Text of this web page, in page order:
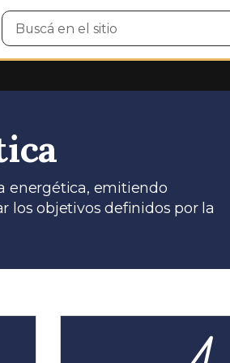
Buscar
en
energética, emitiendo
los objetivos definidos por la